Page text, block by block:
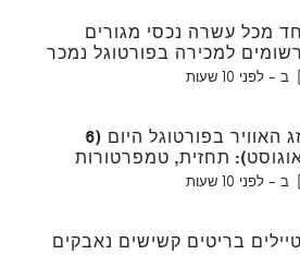
מכל עשרה נכסי מגורים
למכירה בפורטוגל נמכר
פחות משבועב - לפני 10 שעות
מזג האוויר בפורטוגל היום (6
תחזית, טמפרטורות
לצפותב - לפני 10 שעות
בריטים קשישים נאבקים